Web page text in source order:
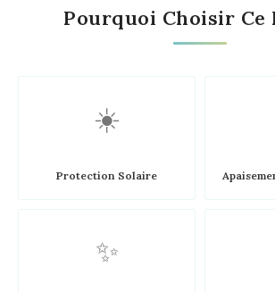
Pourquoi Choisir Ce
☀️
Protection Solaire
✨